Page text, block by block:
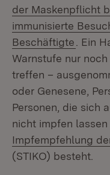
der Maskenpflicht
immunisierte
Beschäftigte
. Ein
Warnstufe nur
treffen –
oder Genesene,
Personen, die sich
nicht impfen
Impfempfehlung
(STIKO) besteht.